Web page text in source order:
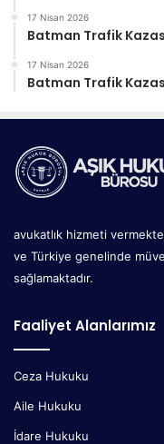
17 Nisan 2026
Batman Trafik
17 Nisan 2026
Batman Trafik
avukatlık hizmeti
ve Türkiye genelinde
sağlamaktadır.
Faaliyet Alanlarımız
Ceza Hukuku
Aile Hukuku
İdare Hukuku